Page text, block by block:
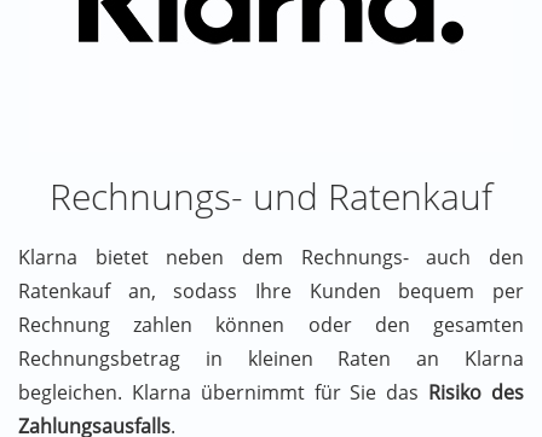
Rechnungs- und Ratenkauf
Klarna bietet neben dem Rechnungs- auch den
Ratenkauf an, sodass Ihre Kunden bequem per
Rechnung zahlen können oder den gesamten
Rechnungsbetrag in kleinen Raten an Klarna
begleichen. Klarna übernimmt für Sie das Risiko des
Zahlungsausfalls.